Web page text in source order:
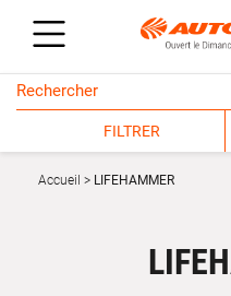
FILTRER
Accueil LIFEHAMMER